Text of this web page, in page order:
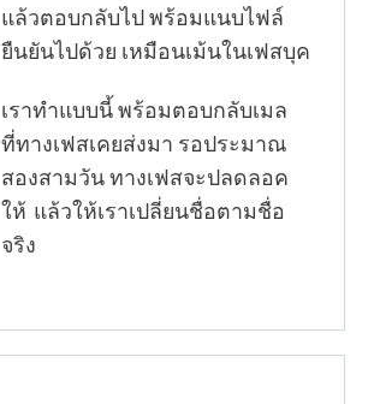
แล้วตอบกลับไป พร้อมแนบไฟล์
ยืนยันไปด้วย เหมือนเม้นในเฟสบุค
เราทำแบบนี้ พร้อมตอบกลับเมล
ที่ทางเฟสเคยส่งมา รอประมาณ
สองสามวัน ทางเฟสจะปลดลอค
ให้ แล้วให้เราเปลี่ยนชื่อตามชื่อ
จริง